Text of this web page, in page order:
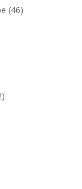
(46)